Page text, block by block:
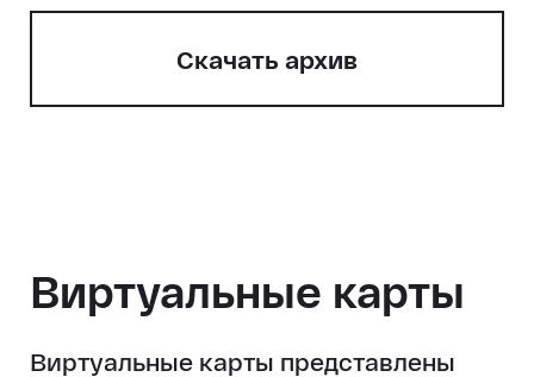
Cкачать архив
Виртуальные карты
Виртуальные карты представлены